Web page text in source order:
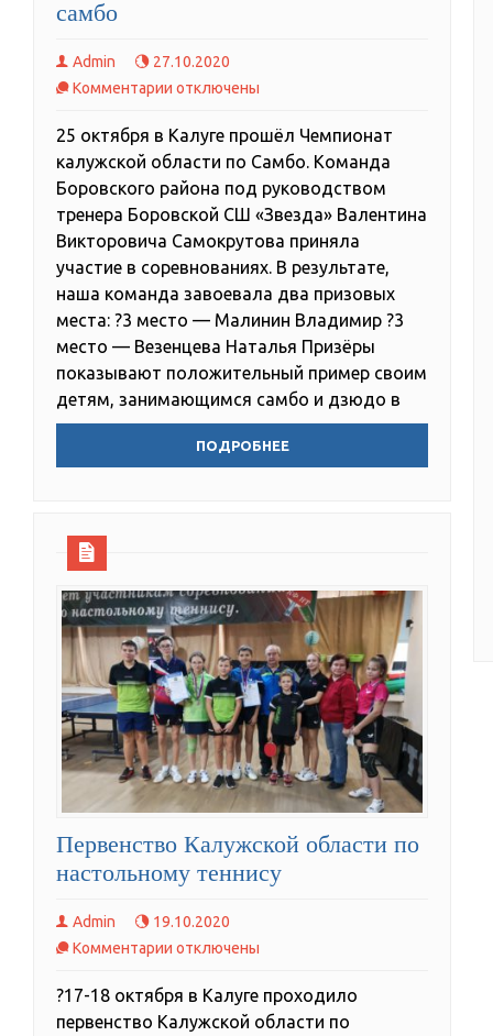
cамбо
Admin
27.10.2020
Комментарии к
Чемпионат
калужской
области
по
cамбо
отключены
25 октября в Калуге прошёл Чемпионат
калужской области по Самбо. Команда
Боровского района под руководством
тренера Боровской СШ «Звезда» Валентина
Викторовича Самокрутова приняла
участие в соревнованиях. В результате,
наша команда завоевала два призовых
места: ?3 место — Малинин Владимир ?3
место — Везенцева Наталья Призёры
показывают положительный пример своим
детям, занимающимся самбо и дзюдо в
ПОДРОБНЕЕ
Первенство Калужской области по
настольному теннису
Admin
19.10.2020
Комментарии к
Первенство
Калужской
отключены
?17-18 октября в Калуге проходило
первенство Калужской области по